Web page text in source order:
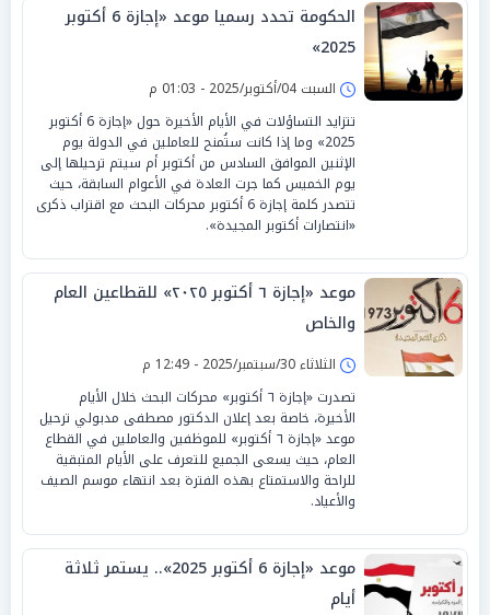
الحكومة تحدد رسميا موعد «إجازة 6 أكتوبر
2025»
السبت 04/أكتوبر/2025 - 01:03 م
تتزايد التساؤلات في الأيام الأخيرة حول «إجازة 6 أكتوبر
2025» وما إذا كانت ستُمنح للعاملين في الدولة يوم
الإثنين الموافق السادس من أكتوبر أم سيتم ترحيلها إلى
يوم الخميس كما جرت العادة في الأعوام السابقة، حيث
تتصدر كلمة إجازة 6 أكتوبر محركات البحث مع اقتراب ذكرى
«انتصارات أكتوبر المجيدة».
موعد «إجازة ٦ أكتوبر ٢٠٢٥» للقطاعين العام
والخاص
الثلاثاء 30/سبتمبر/2025 - 12:49 م
تصدرت «إجازة ٦ أكتوبر» محركات البحث خلال الأيام
الأخيرة، خاصة بعد إعلان الدكتور مصطفى مدبولي ترحيل
موعد «إجازة ٦ أكتوبر» للموظفين والعاملين في القطاع
العام، حيث يسعى الجميع للتعرف على الأيام المتبقية
للراحة والاستمتاع بهذه الفترة بعد انتهاء موسم الصيف
والأعياد.
موعد «إجازة 6 أكتوبر 2025».. يستمر ثلاثة
أيام